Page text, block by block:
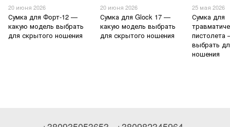
20 июня 2026
Сумка для Форт-12 —
какую модель выбрать
для скрытого ношения
20 июня 2026
Сумка для Glock 17 —
какую модель выбрать
для скрытого ношения
25 мая 2026
Сумка для
пистолета
выбрать
ношения